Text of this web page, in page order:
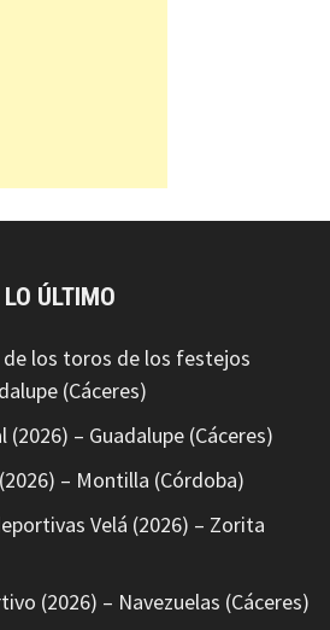
LO ÚLTIMO
los toros de los festejos
(Cáceres)
– Guadalupe (Cáceres)
– Montilla (Córdoba)
Velá (2026) – Zorita
(2026) – Navezuelas (Cáceres)